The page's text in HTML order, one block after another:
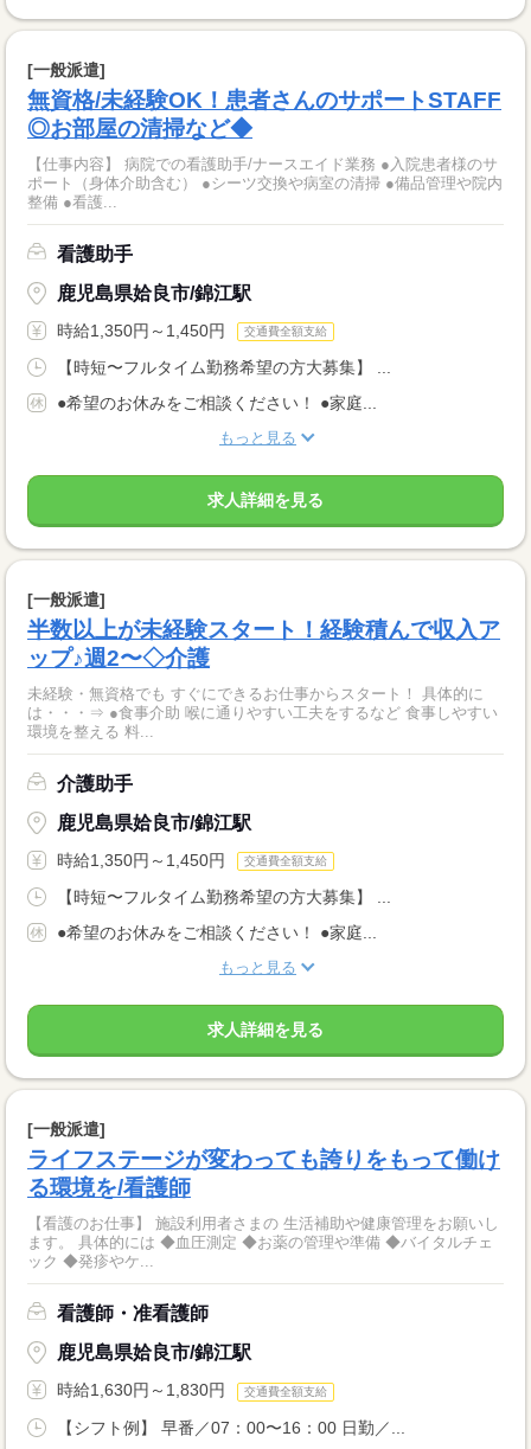
[一般派遣]
無資格/未経験OK！患者さんのサポートSTAFF
◎お部屋の清掃など◆
【仕事内容】 病院での看護助手/ナースエイド業務 ●入院患者様のサ
ポート（身体介助含む） ●シーツ交換や病室の清掃 ●備品管理や院内
整備 ●看護...
看護助手
鹿児島県姶良市/錦江駅
時給1,350円～1,450円 交通費全額支給
【時短〜フルタイム勤務希望の方大募集】 ...
●希望のお休みをご相談ください！ ●家庭...
もっと見る
求人詳細を見る
[一般派遣]
半数以上が未経験スタート！経験積んで収入ア
ップ♪週2〜◇介護
未経験・無資格でも すぐにできるお仕事からスタート！ 具体的に
は・・・⇒ ●食事介助 喉に通りやすい工夫をするなど 食事しやすい
環境を整える 料...
介護助手
鹿児島県姶良市/錦江駅
時給1,350円～1,450円 交通費全額支給
【時短〜フルタイム勤務希望の方大募集】 ...
●希望のお休みをご相談ください！ ●家庭...
もっと見る
求人詳細を見る
[一般派遣]
ライフステージが変わっても誇りをもって働け
る環境を/看護師
【看護のお仕事】 施設利用者さまの 生活補助や健康管理をお願いし
ます。 具体的には ◆血圧測定 ◆お薬の管理や準備 ◆バイタルチェ
ック ◆発疹やケ...
看護師・准看護師
鹿児島県姶良市/錦江駅
時給1,630円～1,830円 交通費全額支給
【シフト例】 早番／07：00〜16：00 日勤／...